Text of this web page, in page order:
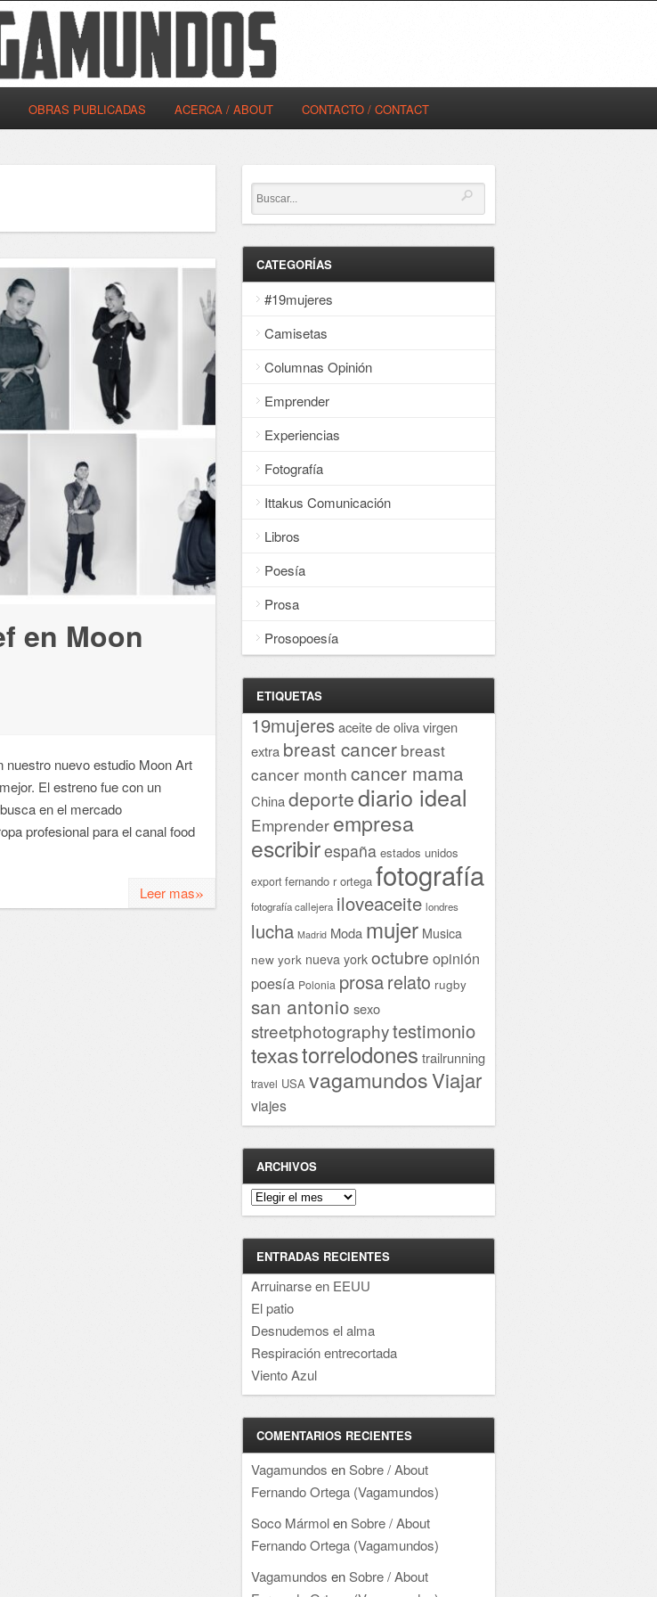
OBRAS PUBLICADAS ACERCA / ABOUT CONTACTO / CONTACT
en Moon
nuevo estudio Moon Art
El estreno fue con un
en el mercado
profesional para el canal food
Leer mas»
CATEGORÍAS
#19mujeres
Camisetas
Columnas Opinión
Emprender
Experiencias
Fotografía
Ittakus Comunicación
Libros
Poesía
Prosa
Prosopoesía
ETIQUETAS
19mujeresaceite de oliva virgen
extra breast cancer breast
cancer month cancer mama
Chinadeportediario ideal
Emprender empresa
escribirespaña estados unidos
export fernando r ortega fotografía
fotografía callejera iloveaceite londres
lucha Madrid Moda mujer Musica
new york nueva york octubre opinión
poesía Polonia prosarelato rugby
san antonio sexo
streetphotographytestimonio
texastorrelodones trailrunning
travel USA vagamundosViajar
viajes
ARCHIVOS
Archivos
ENTRADAS RECIENTES
Arruinarse en EEUU
El patio
Desnudemos el alma
Respiración entrecortada
Viento Azul
COMENTARIOS RECIENTES
Vagamundos enSobre / About
Fernando Ortega (Vagamundos)
Soco MármolenSobre / About
Fernando Ortega (Vagamundos)
Vagamundos enSobre / About